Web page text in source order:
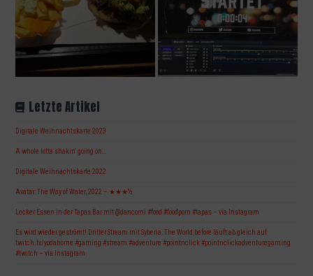
Letzte Artikel
Digitale Weihnachtskarte 2023
A whole lotta shakin‘ going on…
Digitale Weihnachtskarte 2022
Avatar: The Way of Water, 2022 – ★★★½
Lecker Essen in der Tapas Bar mit @dancorni #food #foodporn #tapas – via Instagram
Es wird wieder geströmt! Dritter Stream mit Syberia: The World before läuft ab gleich auf
twitch.tv/yodahome #gaming #stream #adventure #pointnclick #pointnclickadventuregaming
#twitch – via Instagram